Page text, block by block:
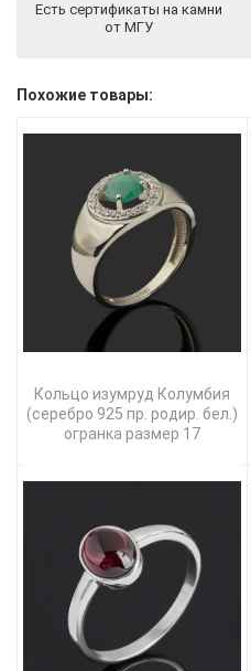
Есть сертификаты на камни
от МГУ
Похожие товары:
Кольцо изумруд Колумбия
(серебро 925 пр. родир. бел.)
огранка размер 17